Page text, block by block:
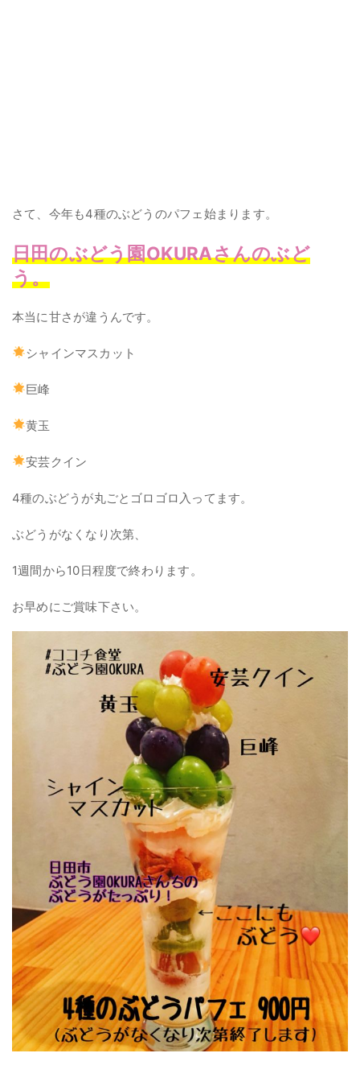
さて、今年も4種のぶどうのパフェ始まります。
日田のぶどう園OKURAさんのぶど
う。
本当に甘さが違うんです。
シャインマスカット
巨峰
黄玉
安芸クイン
4種のぶどうが丸ごとゴロゴロ入ってます。
ぶどうがなくなり次第、
1週間から10日程度で終わります。
お早めにご賞味下さい。